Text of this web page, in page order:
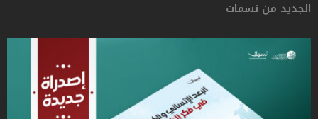
الجديد من نسمات